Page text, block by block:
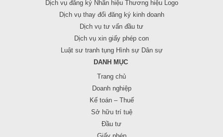
Dịch vụ đăng ký Nhãn hiệu Thương hiệu Logo
Dịch vụ thay đổi đăng ký kinh doanh
Dịch vụ tư vấn đầu tư
Dịch vụ xin giấy phép con
Luật sư tranh tụng Hình sự Dân sự
DANH MỤC
Trang chủ
Doanh nghiệp
Kế toán – Thuế
Sở hữu trí tuệ
Đầu tư